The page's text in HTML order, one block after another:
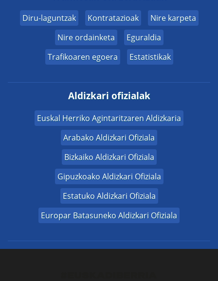
Diru-laguntzak Kontratazioak
Nire karpeta
Nire ordainketa
Eguraldia
Trafikoaren egoera
Estatistikak
Aldizkari ofizialak
Euskal Herriko Agintaritzaren Aldizkaria
Arabako Aldizkari Ofiziala
Bizkaiko Aldizkari Ofiziala
Gipuzkoako Aldizkari Ofiziala
Estatuko Aldizkari Ofiziala
Europar Batasuneko Aldizkari Ofiziala